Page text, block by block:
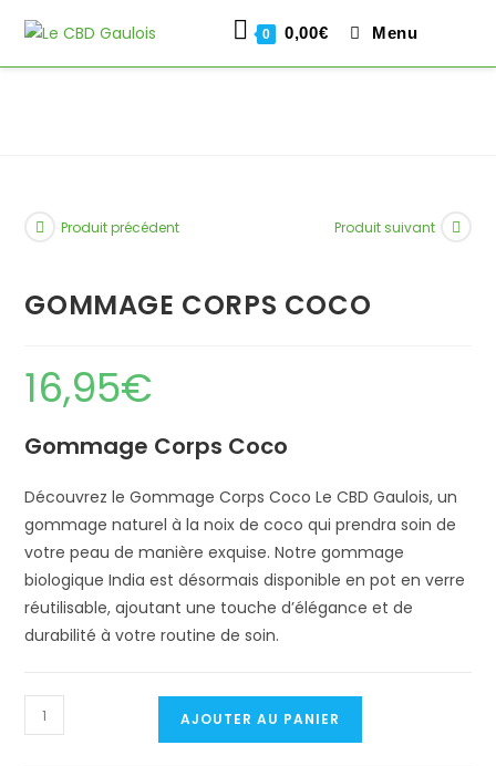
0 0,00€ Menu
Produit précédent Produit suivant
GOMMAGE CORPS COCO
16,95€
Gommage Corps Coco
Découvrez le Gommage Corps Coco Le CBD Gaulois, un
gommage naturel à la noix de coco qui prendra soin de
votre peau de manière exquise. Notre gommage
biologique India est désormais disponible en pot en verre
réutilisable, ajoutant une touche d’élégance et de
durabilité à votre routine de soin.
quantité
de
AJOUTER AU PANIER